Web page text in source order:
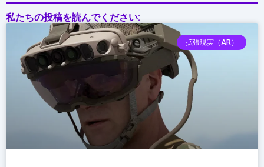
視
私たちの投稿を読んでください:
拡張現実（AR）